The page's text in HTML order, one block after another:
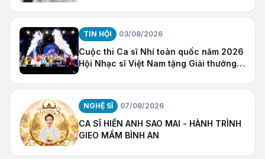
TIN HỘI 03/08/2026
Cuộc thi Ca sĩ Nhí toàn quốc năm 2026
Hội Nhạc sĩ Việt Nam tặng Giải thưởng
NGHỆ SĨ 07/08/2026
CA SĨ HIỀN ANH SAO MAI - HÀNH TRÌNH
GIEO MẦM BÌNH AN